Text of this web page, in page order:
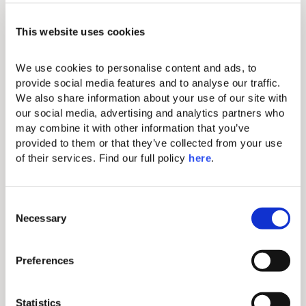
This website uses cookies
We use cookies to personalise content and ads, to
provide social media features and to analyse our traffic.
We also share information about your use of our site with
our social media, advertising and analytics partners who
may combine it with other information that you’ve
provided to them or that they’ve collected from your use
of their services. Find our full policy here.
Necessary
Preferences
Statistics
Schlendern Sie durch
Kopfsteinpflastergassen,
entdecken Sie venezianische
Architektur und spüren Sie die
lebendige Atmosphäre dieser
UNESCO-geschützten Altstadt.
Museen, Märkte und
sich harmonisch in das
ein.
Read more
von
der
Den
Die Insel Entdecken